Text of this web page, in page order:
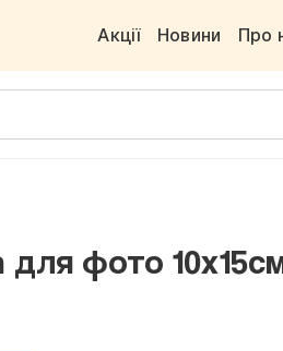
Акції Новини Про
для фото